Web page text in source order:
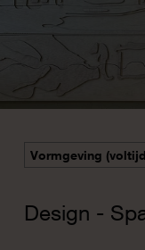
Vormgeving
Design -